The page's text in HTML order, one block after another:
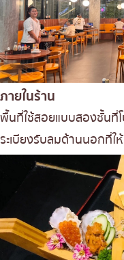
ภายในร้าน
พื้นที่ใช้สอยแบบสองชั้นที่
ระเบียงรับลมด้านนอกที่